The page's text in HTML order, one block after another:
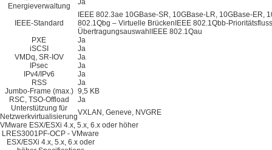
Energieverwaltung
Ja
IEEE-Standard
IEEE 802.3ae 10GBase-SR, 10GBase-LR, 10GBase-ER,
802.1Qbg – Virtuelle BrückenIEEE 802.1Qbb-
ÜbertragungsauswahlIEEE 802.1Qau
PXE
Ja
iSCSI
Ja
VMDq, SR-IOV
Ja
IPsec
Ja
IPv4/IPv6
Ja
RSS
Ja
Jumbo-Frame (max.) 9,5 KB
RSC, TSO-Offload
Ja
Unterstützung für
NetzwerkvirtualisierungVXLAN, Geneve, NVGRE
VMware ESX/ESXi 4.x, 5.x, 6.x oder höher
LRES3001PF-OCP - VMware
ESX/ESXi 4.x, 5.x, 6.x oder